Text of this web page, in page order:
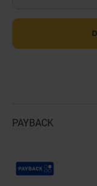
PAYBACK
Payback Punkte